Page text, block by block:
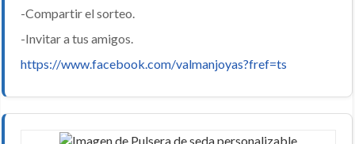
-Compartir el sorteo.
-Invitar a tus amigos.
https://www.facebook.com/valmanjoyas?fref=ts